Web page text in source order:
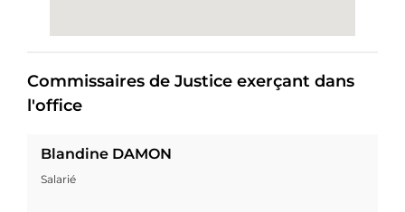
Commissaires de Justice exerçant dans
l'office
Blandine DAMON
Salarié